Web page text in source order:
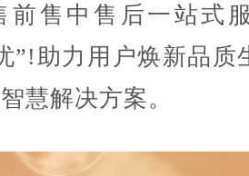
前售中售后一站式
”!助力用户焕新品质
慧解决方案。